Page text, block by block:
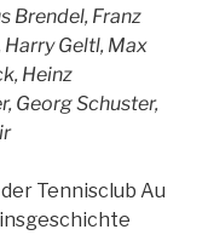
Brendel, Franz
Harry Geltl, Max
Heinz
Georg Schuster,
Tennisclub Au